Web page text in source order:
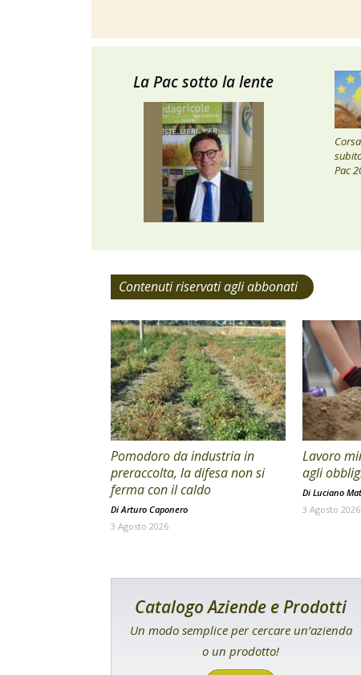
La Pac sotto la lente
Pac
Contenuti riservati agli abbonati
Pomodoro da industria in
preraccolta, la difesa non si
ferma con il caldo
Di Arturo Caponero
3 Agosto 2026
Lavoro
agli
Di Luciano
3 Agosto 2026
Catalogo Aziende e Prodotti
Un modo semplice per cercare un’azienda
o un prodotto!